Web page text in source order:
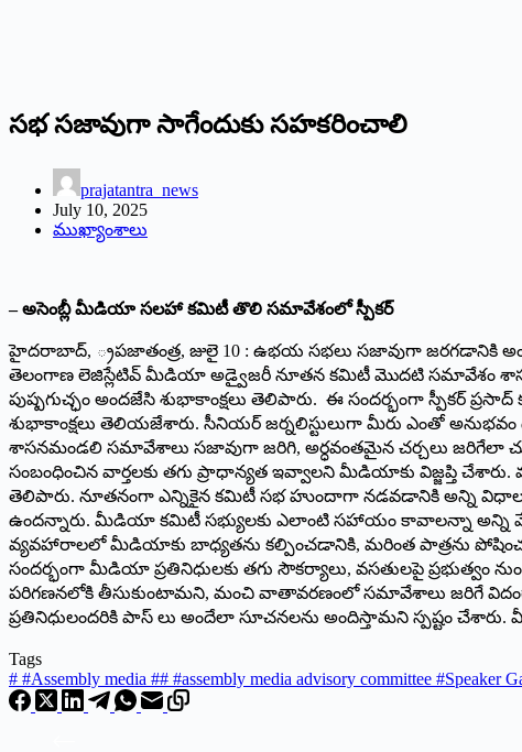
స‌భ‌ స‌జావుగా సాగేందుకు స‌హ‌క‌రించాలి
prajatantra_news
July 10, 2025
ముఖ్యాంశాలు
– అసెంబ్లీ మీడియా స‌ల‌హా క‌మిటీ తొలి స‌మావేశంలో స్పీక‌ర్‌
హైద‌రాబాద్, ్ర‌ప‌జాతంత్ర‌, జులై 10 : ఉభ‌య స‌భ‌లు స‌జావుగా జరగడానికి
తెలంగాణ లెజిస్లేటివ్ మీడియా అడ్వైజరీ నూతన కమిటీ మొదటి సమావేశం
పుష్ప‌గుచ్ఛం అందజేసి శుభాకాంక్షలు తెలిపారు. ఈ సందర్భంగా స్పీకర్
శుభాకాంక్ష‌లు తెలియ‌జేశారు. సీనియర్ జర్నలిస్టులుగా మీరు ఎంతో
శాసనమండలి సమావేశాలు సజావుగా జరిగి, అర్ధవంతమైన చర్చలు
సంబంధించిన వార్తలకు తగు ప్రాధాన్యత ఇవ్వాలని మీడియాకు విజ్జప్తి
తెలిపారు. నూతనంగా ఎన్నికైన కమిటీ సభ హుందాగా నడవడానికి అన్ని
ఉందన్నారు. మీడియా కమిటీ సభ్యులకు ఎలాంటి సహాయం కావాలన్నా అన్ని
వ్యవహారాలలో మీడియాకు బాధ్యతను కల్పించడానికి, మరింత పాత్రను
సందర్భంగా మీడియా ప్రతినిధులకు త‌గు సౌకర్యాలు, వసతులపై
పరిగణనలోకి తీసుకుంటామ‌ని, మంచి వాతావరణంలో సమావేశాలు జరిగే
ప్రతినిధులందరికి పాస్ లు అందేలా సూచనలను అందిస్తామ‌ని స్ప‌ష్టం
Tags
# #Assembly media ## #assembly media advisory committee #Speaker